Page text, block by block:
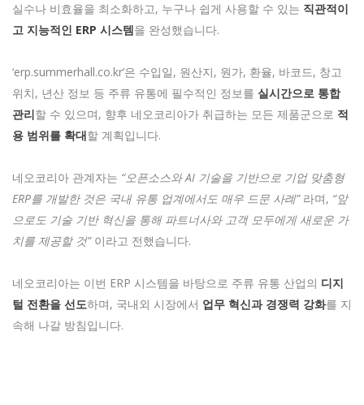
실수나 비효율을 최소화하고, 누구나 쉽게 사용할 수 있는 직관적이
고 지능적인 ERP 시스템을 완성했습니다.
‘erp.summerhall.co.kr’은 수입일, 원산지, 원가, 환율, 바코드, 창고
위치, 년산 정보 등 주류 유통에 필수적인 정보를 실시간으로 통합
관리할 수 있으며, 향후 네오코리아가 취급하는 모든 제품군으로 적
용 범위를 확대할 계획입니다.
네오코리아 관계자는 “오픈소스와 AI 기술을 기반으로 기업 맞춤형
ERP를 개발한 것은 국내 유통 업계에서도 매우 드문 사례”라며, “앞
으로도 기술 기반 혁신을 통해 파트너사와 고객 모두에게 새로운 가
치를 제공할 것”이라고 전했습니다.
네오코리아는 이번 ERP 시스템을 바탕으로 주류 유통 산업의 디지
털 전환을 선도하며, 국내외 시장에서 업무 혁신과 경쟁력 강화를 지
속해 나갈 방침입니다.